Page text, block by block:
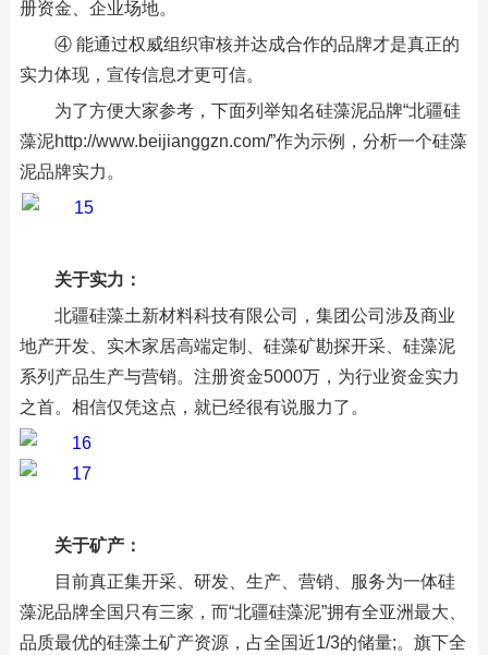
册资金、企业场地。
④ 能通过权威组织审核并达成合作的品牌才是真正的
实力体现，宣传信息才更可信。
为了方便大家参考，下面列举知名硅藻泥品牌“北疆硅
藻泥http://www.beijianggzn.com/”作为示例，分析一个硅藻
泥品牌实力。
关于实力：
北疆硅藻土新材料科技有限公司，集团公司涉及商业
地产开发、实木家居高端定制、硅藻矿勘探开采、硅藻泥
系列产品生产与营销。注册资金5000万，为行业资金实力
之首。相信仅凭这点，就已经很有说服力了。
关于矿产：
目前真正集开采、研发、生产、营销、服务为一体硅
藻泥品牌全国只有三家，而“北疆硅藻泥”拥有全亚洲最大、
品质最优的硅藻土矿产资源，占全国近1/3的储量;。旗下全